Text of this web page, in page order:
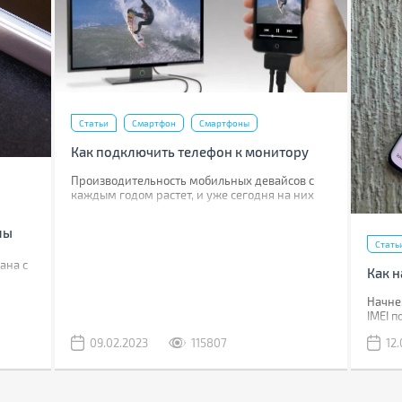
с
Статьи Смартфон Смартфоны
Как подключить телефон к монитору
Производительность мобильных девайсов с
каждым годом растет, и уже сегодня на них
09.02.2023 115807
Как
IMEI
Если
стоит